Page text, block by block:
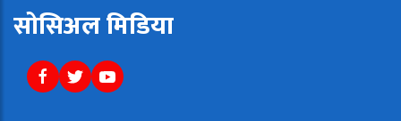
सोसिअल मिडिया